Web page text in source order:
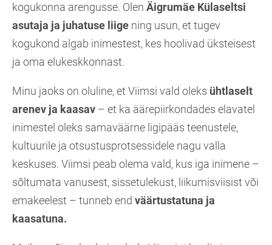
kogukonna arengusse. Olen Äigrumäe Külaseltsi
asutaja ja juhatuse liige ning usun, et tugev
kogukond algab inimestest, kes hoolivad üksteisest
ja oma elukeskkonnast.
Minu jaoks on oluline, et Viimsi vald oleks ühtlaselt
arenev ja kaasav – et ka äärepiirkondades elavatel
inimestel oleks samaväärne ligipääs teenustele,
kultuurile ja otsustusprotsessidele nagu valla
keskuses. Viimsi peab olema vald, kus iga inimene –
sõltumata vanusest, sissetulekust, liikumisviisist või
emakeelest – tunneb end väärtustatuna ja
kaasatuna.